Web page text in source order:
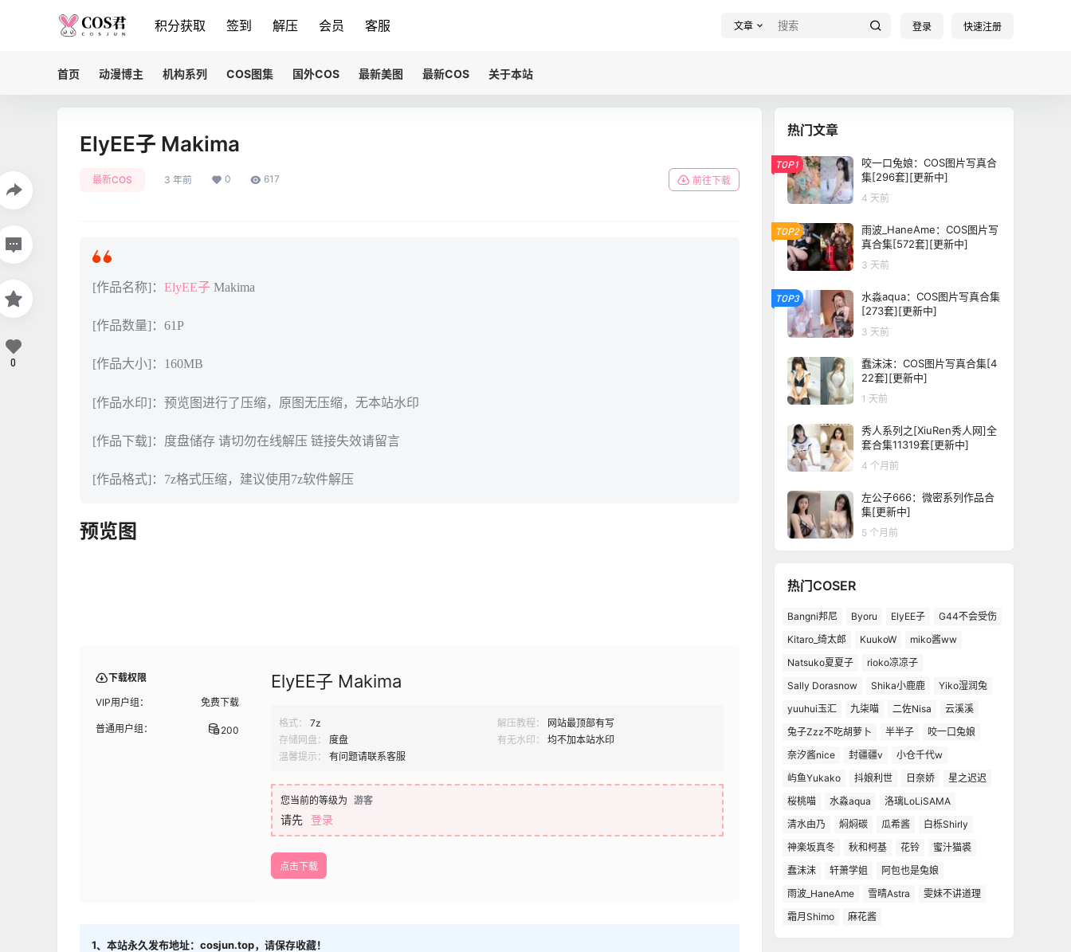
积分获取 签到 解压 会员 客服 文章 登录 快速注册
首页 动漫博主 机构系列 COS图集 国外COS 最新美图 最新COS 关于本站
ElyEE子 Makima
最新COS 3 年前 0 617 前往下载
[作品名称]： ElyEE子 Makima
[作品数量]：61P
[作品大小]：160MB
[作品水印]：预览图进行了压缩，原图无压缩，无本站水印
[作品下载]：度盘储存 请切勿在线解压 链接失效请留言
[作品格式]：7z格式压缩，建议使用7z软件解压
预览图
下载权限
VIP用户组： 免费下载
普通用户组： 200
ElyEE子 Makima
格式： 7z 解压教程：
网站最顶部有写
存储网盘：
度盘 有无水印：
均不加本站水印
温馨提示：
有问题请联系客服
您当前的等级为 游客
请先 登录
点击下载
1、本站永久发布地址：cosjun.top，请保存收藏！
0
热门文章
TOP1
咬一口兔娘：COS图片写真合
集[296套][更新中]
4 天前
TOP2
雨波_HaneAme：COS图片写
真合集[572套][更新中]
3 天前
TOP3
水淼aqua：COS图片写真合集
[273套][更新中]
3 天前
蠢沫沫：COS图片写真合集[4
22套][更新中]
1 天前
秀人系列之[XiuRen秀人网]全
套合集11319套[更新中]
4 个月前
左公子666：微密系列作品合
集[更新中]
5 个月前
热门COSER
Bangni邦尼 Byoru ElyEE子
G44不会受伤
Kitaro_绮太郎
KuukoW
miko酱ww
Natsuko夏夏子
rioko凉凉子
Sally Dorasnow
Shika小鹿鹿
Yiko湿润兔
yuuhui玉汇
九柒喵 二佐Nisa
云溪溪
兔子Zzz不吃胡萝卜
半半子
咬一口兔娘
奈汐酱nice
封疆疆v
小仓千代w
屿鱼Yukako
抖娘利世 日奈娇
星之迟迟
桜桃喵
水淼aqua
洛璃LoLiSAMA
清水由乃
焖焖碳 瓜希酱
白栎Shirly
神楽坂真冬
秋和柯基 花铃
蜜汁猫裘
蠢沫沫
轩萧学姐
阿包也是兔娘
雨波_HaneAme
雪晴Astra
雯妹不讲道理
霜月Shimo
麻花酱